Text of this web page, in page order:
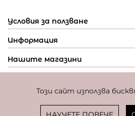
Този сайт използва
Условия за ползване
Информация
Нашите магазини
Фиксиран курс за превалутиране: 1